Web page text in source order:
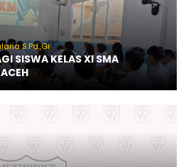
S.Pd.,Gr
SISWA KELAS XI SMA